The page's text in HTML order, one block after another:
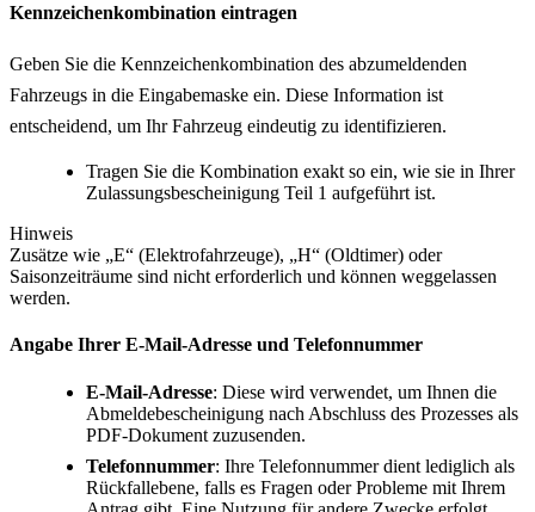
Kennzeichenkombination eintragen
Geben Sie die Kennzeichenkombination des abzumeldenden
Fahrzeugs in die Eingabemaske ein. Diese Information ist
entscheidend, um Ihr Fahrzeug eindeutig zu identifizieren.
Tragen Sie die Kombination exakt so ein, wie sie in Ihrer
Zulassungsbescheinigung Teil 1 aufgeführt ist.
Hinweis
Zusätze wie „E“ (Elektrofahrzeuge), „H“ (Oldtimer) oder
Saisonzeiträume sind nicht erforderlich und können weggelassen
werden.
Angabe Ihrer E-Mail-Adresse und Telefonnummer
E-Mail-Adresse: Diese wird verwendet, um Ihnen die
Abmeldebescheinigung nach Abschluss des Prozesses als
PDF-Dokument zuzusenden.
Telefonnummer: Ihre Telefonnummer dient lediglich als
Rückfallebene, falls es Fragen oder Probleme mit Ihrem